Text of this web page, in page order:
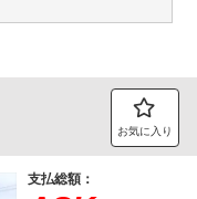
お気に入り
支払総額：